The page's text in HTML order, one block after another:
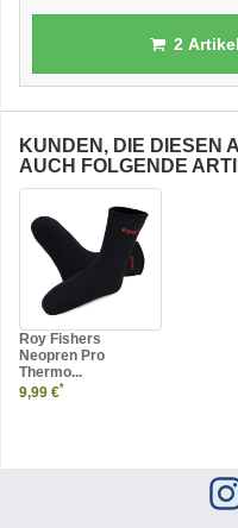
2
KUNDEN, DIE DIESEN
AUCH FOLGENDE
Roy Fishers
Neopren Pro
Thermo...
9,99 €*